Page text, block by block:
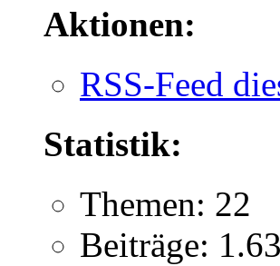
Aktionen:
RSS-Feed
Statistik:
Themen: 22
Beiträge: